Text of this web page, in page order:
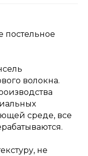
постельное
волокна.
среде, все
не